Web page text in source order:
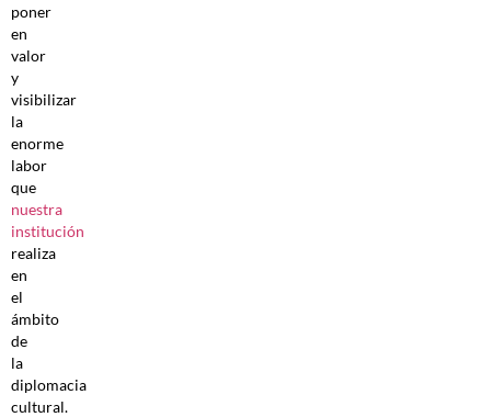
poner
en
valor
y
visibilizar
la
enorme
labor
que
nuestra
institución
realiza
en
el
ámbito
de
la
diplomacia
cultural.